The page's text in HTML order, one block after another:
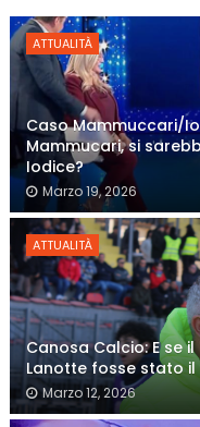
ATTUALITÀ
Caso Mammuccari/
Mammucari, si
Iodice?
Marzo 19, 2026
ATTUALITÀ
Canosa Calcio: E se
Lanotte fosse stato il
Marzo 12, 2026